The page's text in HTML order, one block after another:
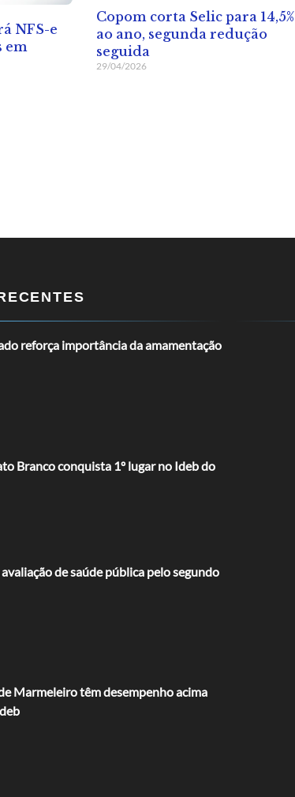
NFS-e
em
Copom corta Selic para 14,5%
ao ano, segunda redução
seguida
29/04/2026
reforça importância da amamentação
Branco conquista 1º lugar no Ideb do
de saúde pública pelo segundo
Marmeleiro têm desempenho acima